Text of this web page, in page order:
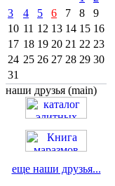
3
4 5 6 7 8
9
10 11 12 13 14 15 16
17 18 19 20 21 22 23
24 25 26 27 28 29 30
31
наши друзья (main)
еще наши друзья...